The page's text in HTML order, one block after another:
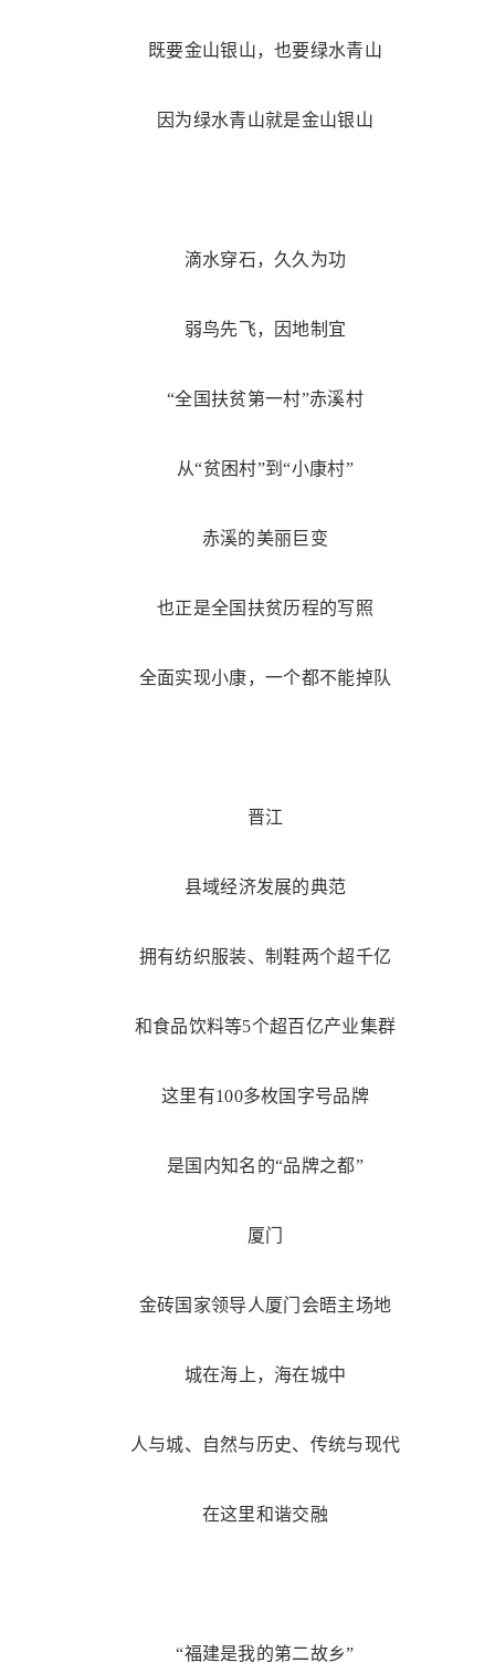
既要金山银山，也要绿水青山
因为绿水青山就是金山银山
滴水穿石，久久为功
弱鸟先飞，因地制宜
“全国扶贫第一村”赤溪村
从“贫困村”到“小康村”
赤溪的美丽巨变
也正是全国扶贫历程的写照
全面实现小康，一个都不能掉队
晋江
县域经济发展的典范
拥有纺织服装、制鞋两个超千亿
和食品饮料等5个超百亿产业集群
这里有100多枚国字号品牌
是国内知名的“品牌之都”
厦门
金砖国家领导人厦门会晤主场地
城在海上，海在城中
人与城、自然与历史、传统与现代
在这里和谐交融
“福建是我的第二故乡”